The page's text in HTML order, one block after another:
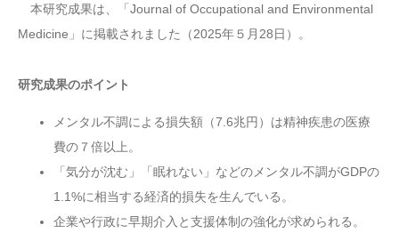
本研究成果は、「Journal of Occupational and Environmental
Medicine」に掲載されました（2025年５月28日）。
研究成果のポイント
メンタル不調による損失額（7.6兆円）は精神疾患の医療
費の７倍以上。
「気分が沈む」「眠れない」などのメンタル不調がGDPの
1.1%に相当する経済的損失を生んでいる。
企業や行政に早期介入と支援体制の強化が求められる。